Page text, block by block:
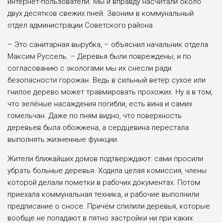
двух десятков свежих пней. Звоним в коммунальный
отдел администрации Советского района.
– Это санитарная вырубка, – объяснил начальник отдела
Максим Руссель. – Деревья были повреждены, и по
согласованию с экологами мы их снесли ради
безопасности горожан. Ведь в сильный ветер сухое или
гнилое дерево может травмировать прохожих. Ну а в том,
что зелёные насаждения погибли, есть вина и самих
гомельчан. Даже по пням видно, что поверхность
деревьев была обожжена, а сердцевина перестала
выполнять жизненные функции.
Жители ближайших домов подтверждают: сами просили
убрать больные деревья. Ходила целая комиссия, члены
которой делали пометки в рабочих документах. Потом
приехала коммунальная техника, и рабочие выполнили
предписание о сносе. Причём спилили деревья, которые
вообще не попадают в пятно застройки ни при каких